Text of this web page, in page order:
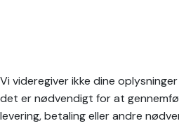
Vi videregiver ikke dine
det er nødvendigt for at
levering, betaling eller andre